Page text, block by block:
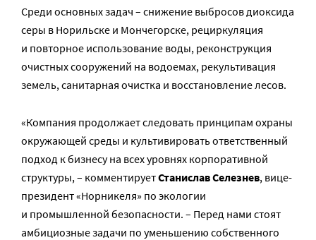
Среди основных задач – снижение выбросов диоксида
серы в Норильске и Мончегорске, рециркуляция
и повторное использование воды, реконструкция
очистных сооружений на водоемах, рекультивация
земель, санитарная очистка и восстановление лесов.
«Компания продолжает следовать принципам охраны
окружающей среды и культивировать ответственный
подход к бизнесу на всех уровнях корпоративной
структуры, – комментируетСтанислав Селезнев, вице-
президент «Норникеля» по экологии
и промышленной безопасности. – Перед нами стоят
амбициозные задачи по уменьшению собственного